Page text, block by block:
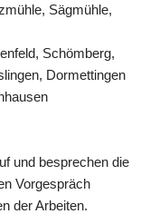
Sägmühle,
Schömberg,
Dormettingen
und besprechen die
Vorgespräch
der Arbeiten.